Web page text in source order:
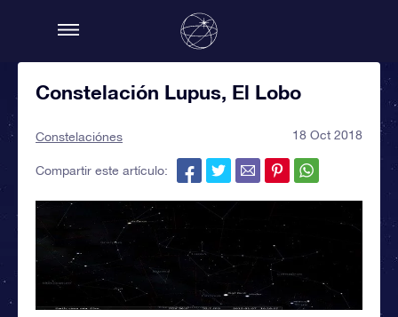
Constelación Lupus, El Lobo
Constelaciónes 18 Oct 2018
Compartir este artículo: